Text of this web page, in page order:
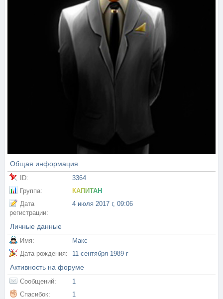
Общая информация
ID:
3364
Группа:
КАПИТАН
Дата
регистрации:
4 июля 2017 г, 09:06
Личные данные
Имя:
Макс
Дата рождения:
11 сентября 1989 г
Активность на форуме
Сообщений:
1
Спасибок:
1